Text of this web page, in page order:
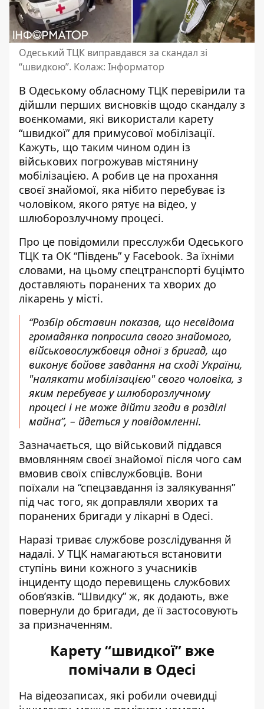
Одеський ТЦК виправдався за скандал зі
“швидкою”. Колаж: Інформатор
В Одеському обласному ТЦК перевірили та
дійшли перших висновків щодо скандалу з
воєнкомами, які використали карету
“швидкої” для примусової мобілізації.
Кажуть, що таким чином один із
військових погрожував містянину
мобілізацією. А робив це на прохання
своєї знайомої, яка нібито перебуває із
чоловіком, якого рятує на відео, у
шлюборозлучному процесі.
Про це повідомили пресслужби Одеського
ТЦК та ОК “Південь” у Facebook. За їхніми
словами, на цьому спецтранспорті буцімто
доставляють поранених та хворих до
лікарень у місті.
“Розбір обставин показав, що несвідома
громадянка попросила свого знайомого,
військовослужбовця одної з бригад, що
виконує бойове завдання на сході України,
"налякати мобілізацією" свого чоловіка, з
яким перебуває у шлюборозлучному
процесі і не може дійти згоди в розділі
майна”, – йдеться у повідомленні.
Зазначається, що військовий піддався
вмовлянням своєї знайомої після чого сам
вмовив своїх співслужбовців. Вони
поїхали на “спецзавдання із залякування”
під час того, як доправляли хворих та
поранених бригади у лікарні в Одесі.
Наразі триває службове розслідування й
надалі. У ТЦК намагаються встановити
ступінь вини кожного з учасників
інциденту щодо перевищень службових
обов’язків. “Швидку” ж, як додають, вже
повернули до бригади, де її застосовують
за призначенням.
Карету “швидкої” вже
помічали в Одесі
На відеозаписах, які робили очевидці